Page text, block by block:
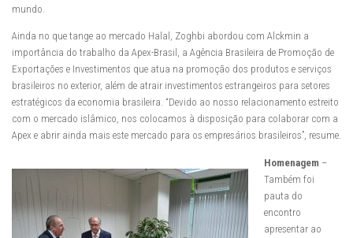
mundo.
Ainda no que tange ao mercado Halal, Zoghbi abordou com Alckmin a
importância do trabalho da Apex-Brasil, a Agência Brasileira de Promoção de
Exportações e Investimentos que atua na promoção dos produtos e serviços
brasileiros no exterior, além de atrair investimentos estrangeiros para setores
estratégicos da economia brasileira. “Devido ao nosso relacionamento estreito
com o mercado islâmico, nos colocamos à disposição para colaborar com a
Apex e abrir ainda mais este mercado para os empresários brasileiros”, resume.
Homenagem –
Também foi
pauta do
encontro
apresentar ao